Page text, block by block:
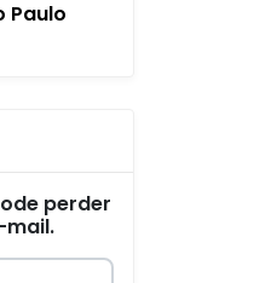
Paulo
perder
mail.